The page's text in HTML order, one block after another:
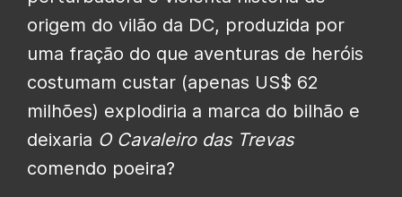
origem do vilão da DC, produzida por
uma fração do que aventuras de heróis
costumam custar (apenas US$ 62
milhões) explodiria a marca do bilhão e
deixaria O Cavaleiro das Trevas
comendo poeira?